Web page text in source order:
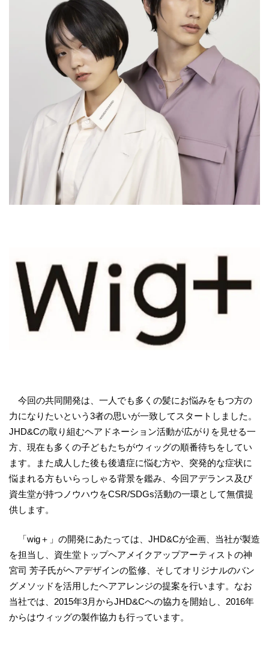
今回の共同開発は、一人でも多くの髪にお悩みをもつ方の
力になりたいという3者の思いが一致してスタートしました。
JHD&Cの取り組むヘアドネーション活動が広がりを見せる一
方、現在も多くの子どもたちがウィッグの順番待ちをしてい
ます。また成人した後も後遺症に悩む方や、突発的な症状に
悩まれる方もいらっしゃる背景を鑑み、今回アデランス及び
資生堂が持つノウハウをCSR/SDGs活動の一環として無償提
供します。
「wig＋」の開発にあたっては、JHD&Cが企画、当社が製造
を担当し、資生堂トップヘアメイクアップアーティストの神
宮司 芳子氏がヘアデザインの監修、そしてオリジナルのバン
グメソッドを活用したヘアアレンジの提案を行います。なお
当社では、2015年3月からJHD&Cへの協力を開始し、2016年
からはウィッグの製作協力も行っています。